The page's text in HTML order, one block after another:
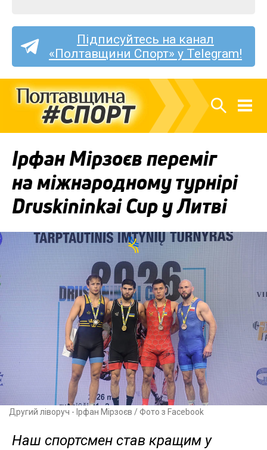
Підписуйтесь на канал
«Полтавщини Спорт» у Telegram!
Ірфан Мірзоєв переміг
на міжнародному турнірі
Druskininkai Cup у Литві
Другий ліворуч - Ірфан Мірзоєв / Фото з Facebook
Наш спортсмен став кращим у